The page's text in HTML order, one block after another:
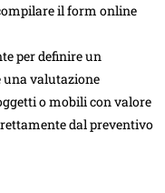
il form online
per definire un
una valutazione
o mobili con valore
dal preventivo